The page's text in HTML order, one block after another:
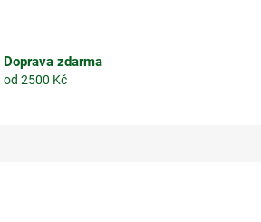
Doprava zdarma
od 2500 Kč